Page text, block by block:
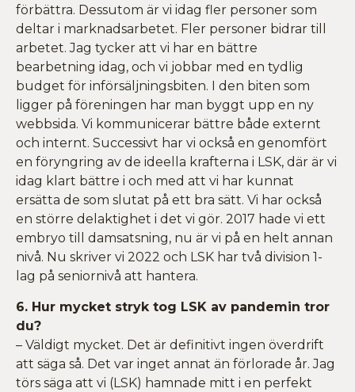
förbättra. Dessutom är vi idag fler personer som
deltar i marknadsarbetet. Fler personer bidrar till
arbetet. Jag tycker att vi har en bättre
bearbetning idag, och vi jobbar med en tydlig
budget för införsäljningsbiten. I den biten som
ligger på föreningen har man byggt upp en ny
webbsida. Vi kommunicerar bättre både externt
och internt. Successivt har vi också en genomfört
en föryngring av de ideella krafterna i LSK, där är vi
idag klart bättre i och med att vi har kunnat
ersätta de som slutat på ett bra sätt. Vi har också
en större delaktighet i det vi gör. 2017 hade vi ett
embryo till damsatsning, nu är vi på en helt annan
nivå. Nu skriver vi 2022 och LSK har två division 1-
lag på seniornivå att hantera.
6. Hur mycket stryk tog LSK av pandemin tror
du?
– Väldigt mycket. Det är definitivt ingen överdrift
att säga så. Det var inget annat än förlorade år. Jag
törs säga att vi (LSK) hamnade mitt i en perfekt